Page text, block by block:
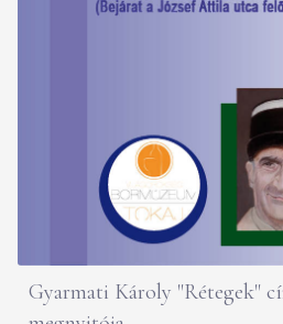
Gyarmati Károly "Rétegek"